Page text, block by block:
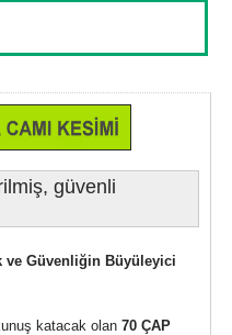
güvenli
ve Güvenliğin Büyüleyici
katacak olan 70 ÇAP